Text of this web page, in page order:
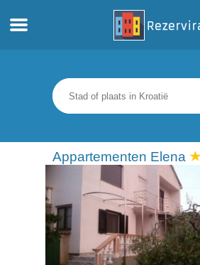
Appartementen
Toeristeninformatie
Stranden
webcams
Ontmoet Kroatië
Appartementen Elena